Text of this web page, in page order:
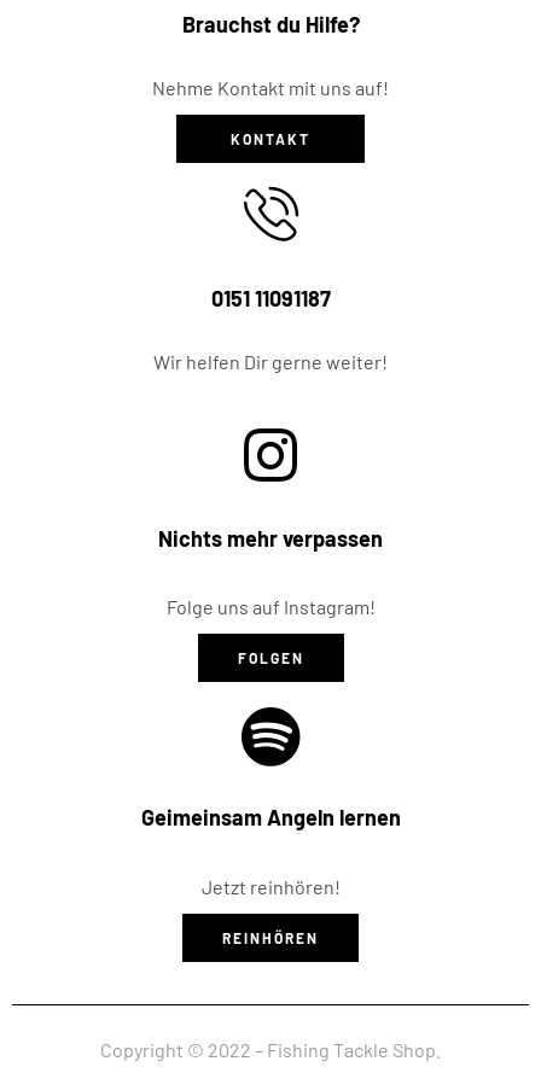
Brauchst du Hilfe?
Nehme Kontakt mit uns auf!
KONTAKT
0151 11091187
Wir helfen Dir gerne weiter!
Nichts mehr verpassen
Folge uns auf Instagram!
FOLGEN
Geimeinsam Angeln lernen
Jetzt reinhören!
REINHÖREN
Copyright © 2022 – Fishing Tackle Shop.